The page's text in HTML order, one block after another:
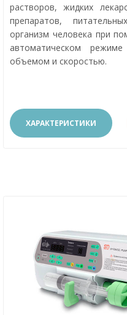
растворов, жидких
препаратов,
организм человека при
автоматическом
объемом и скоростью.
ХАРАКТЕРИСТИКИ